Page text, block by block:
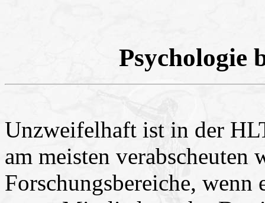
Psychologie
Unzweifelhaft ist in der
am meisten verabscheuten
Forschungsbereiche, wenn